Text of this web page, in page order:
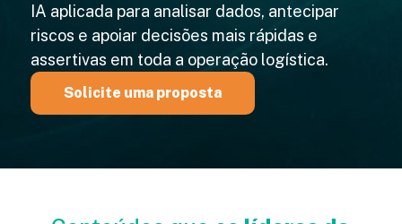
IA aplicada para analisar dados, antecipar
riscos e apoiar decisões mais rápidas e
assertivas em toda a operação logística.
Solicite uma proposta